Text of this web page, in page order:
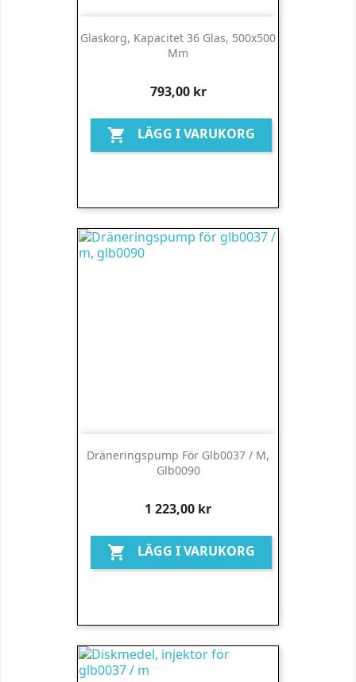
Glaskorg, Kapacitet 36 Glas, 500x500
Mm
Pris
793,00 kr
 LÄGG I VARUKORG
Dräneringspump För Glb0037 / M,
Glb0090
Pris
1 223,00 kr
 LÄGG I VARUKORG